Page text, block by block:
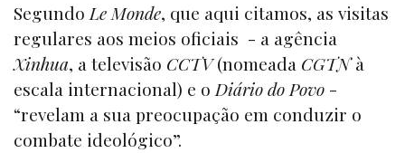
SegundoLe Monde, que aqui citamos, as visitas
regulares aos meios oficiais - a agência
Xinhua, a televisão CCTV(nomeada CGTNà
escala internacional) e oDiário do Povo -
“revelam a sua preocupação em conduzir o
combate ideológico”.